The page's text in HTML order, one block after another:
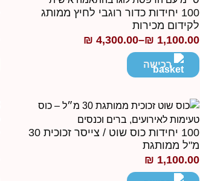
100 יחידות כדור רוגבי לחיץ ממותג
לקידום מכירות
₪ 1,100.00
–
₪ 4,300.00
טווח
מחירים:רכישה
100 יחידות כוס שוט / צייסר זכוכית 30
מ"ל ממותגת
₪ 1,100.00